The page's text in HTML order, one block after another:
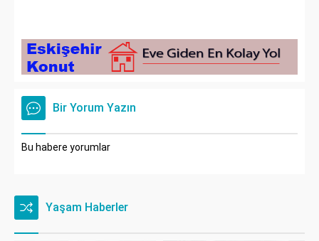
Bir Yorum Yazın
Bu habere yorumlar
Yaşam Haberler